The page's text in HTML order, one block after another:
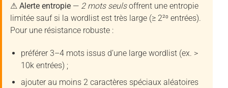
⚠ Alerte entropie — 2 mots seulsoffrent une entropie
limitée sauf si la wordlist est très large (≥ 2²⁰ entrées).
Pour une résistance robuste :
préférer 3–4 mots issus d’une large wordlist (ex. >
10k entrées) ;
ajouter au moins 2 caractères spéciaux aléatoires